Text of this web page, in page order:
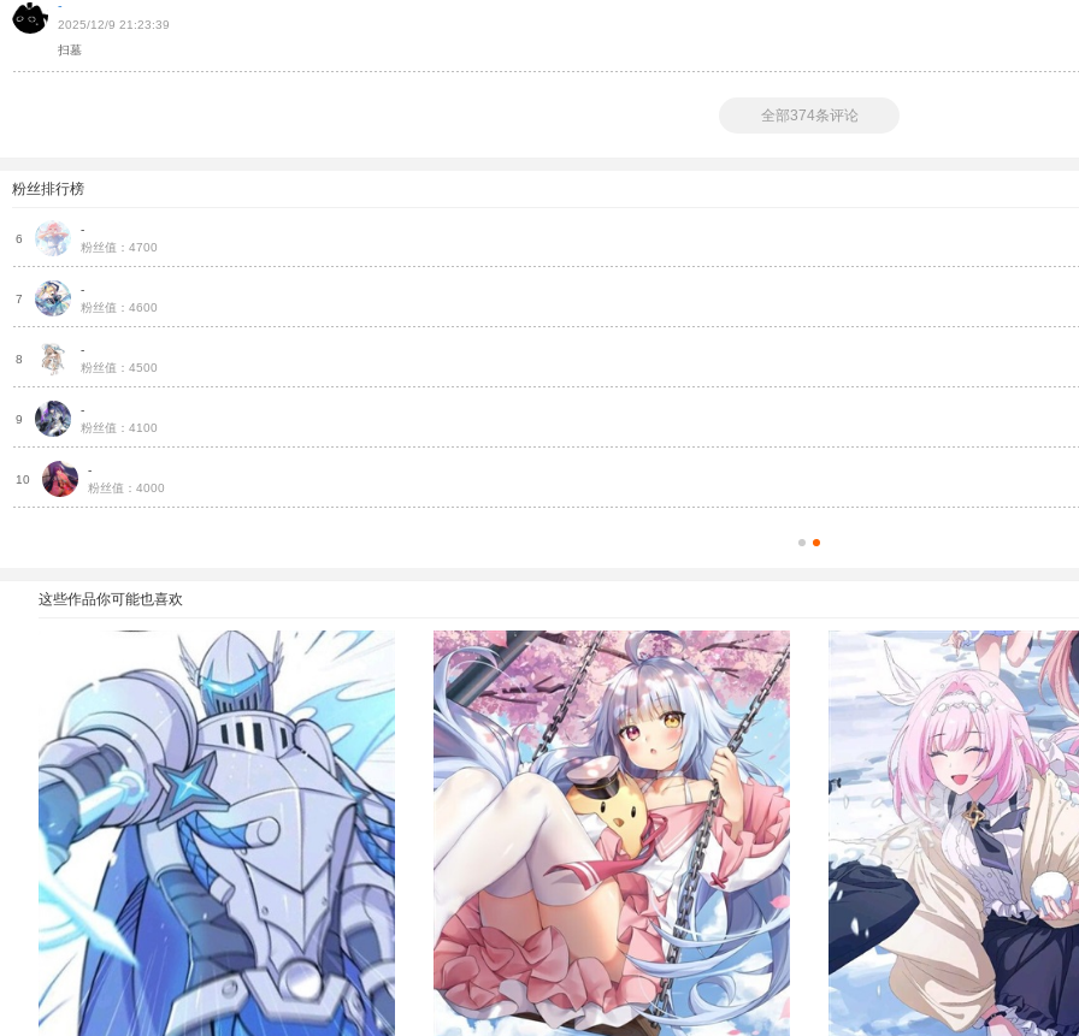
-
2025/12/9 21:23:39
扫墓
全部374条评论
粉丝排行榜
6
-
粉丝值：4700
7
-
粉丝值：4600
8
-
粉丝值：4500
9
-
粉丝值：4100
10
-
粉丝值：4000
这些作品你可能也喜欢